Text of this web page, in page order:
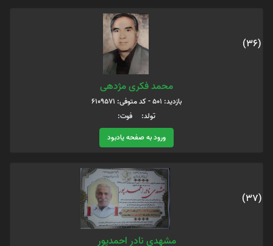
(36)
محمد فکری مژدهی
بازدید: 501 - کد متوفی: 6109571
تولد: فوت:
ورود به صفحه یادبود
(37)
مشهدی نادر احمدپور